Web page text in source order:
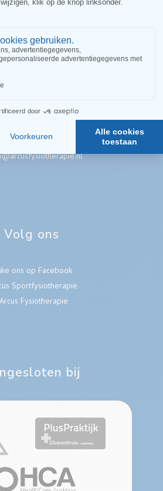
0575 51 76 77
Volg ons
ons op Facebook
Sportfysiotherapie
Arcus Fysiotherapie
bij